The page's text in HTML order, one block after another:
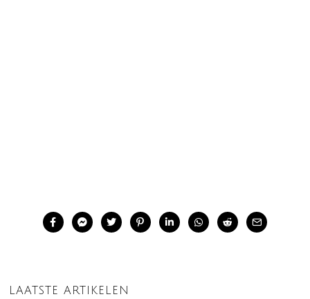
LAATSTE ARTIKELEN